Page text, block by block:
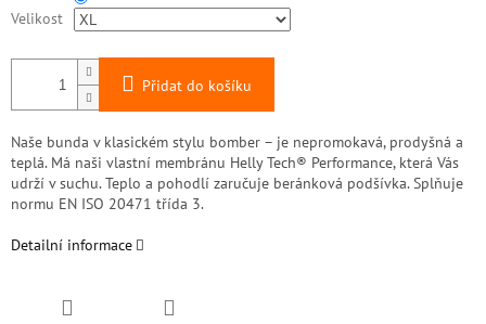
Velikost
Přidat do košíku
Naše bunda v klasickém stylu bomber – je nepromokavá, prodyšná a
teplá. Má naši vlastní membránu Helly Tech® Performance, která Vás
udrží v suchu. Teplo a pohodlí zaručuje beránková podšívka. Splňuje
normu EN ISO 20471 třída 3.
Detailní informace